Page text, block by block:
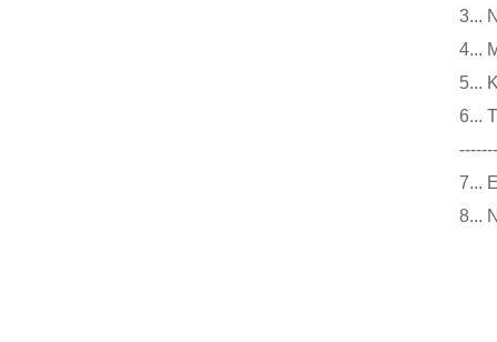
3...
4...
5...
6...
7...
8...